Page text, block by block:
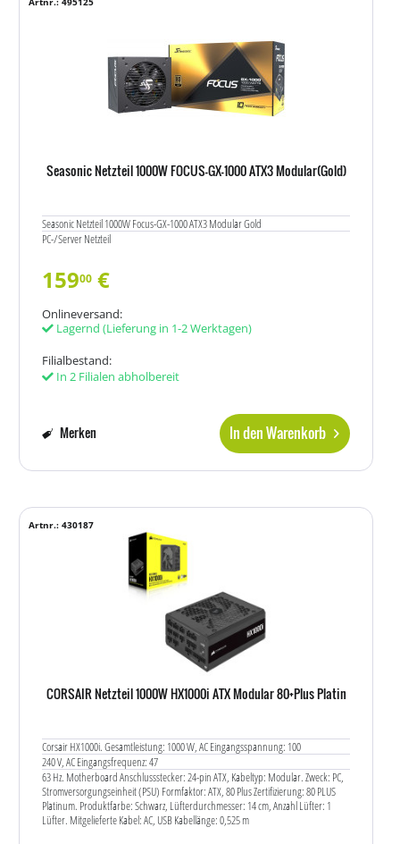
Seasonic Netzteil 1000W FOCUS-GX-1000 ATX3 Modular(Gold)
Seasonic Netzteil 1000W Focus-GX-1000 ATX3 Modular Gold
PC-/Server Netzteil
15900 €
Onlineversand:
Lagernd (Lieferung in 1-2 Werktagen)
Filialbestand:
In 2 Filialen abholbereit
In den Warenkorb
Merken
CORSAIR Netzteil 1000W HX1000i ATX Modular 80+Plus Platin
Corsair HX1000i. Gesamtleistung: 1000 W, AC Eingangsspannung: 100
240 V, AC Eingangsfrequenz: 47
63 Hz. Motherboard Anschlussstecker: 24-pin ATX, Kabeltyp: Modular. Zweck: PC,
Stromversorgungseinheit (PSU) Formfaktor: ATX, 80 Plus Zertifizierung: 80 PLUS
Platinum. Produktfarbe: Schwarz, Lüfterdurchmesser: 14 cm, Anzahl Lüfter: 1
Lüfter. Mitgelieferte Kabel: AC, USB Kabellänge: 0,525 m
Artnr.: 430187